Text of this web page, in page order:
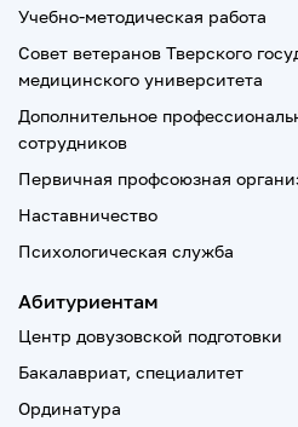
Учебно-методическая работа
Совет ветеранов Тверского
медицинского университета
Дополнительное
сотрудников
Первичная профсоюзная
Наставничество
Психологическая служба
Абитуриентам
Центр довузовской подготовки
Бакалавриат, специалитет
Ординатура